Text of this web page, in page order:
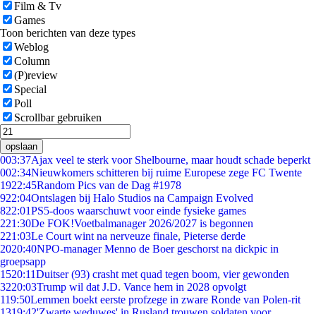
Film & Tv
Games
Toon berichten van deze types
Weblog
Column
(P)review
Special
Poll
Scrollbar gebruiken
opslaan
003:37Ajax veel te sterk voor Shelbourne, maar houdt schade beperkt
002:34Nieuwkomers schitteren bij ruime Europese zege FC Twente
1922:45Random Pics van de Dag #1978
922:04Ontslagen bij Halo Studios na Campaign Evolved
822:01PS5-doos waarschuwt voor einde fysieke games
221:30De FOK!Voetbalmanager 2026/2027 is begonnen
221:03Le Court wint na nerveuze finale, Pieterse derde
2020:40NPO-manager Menno de Boer geschorst na dickpic in
groepsapp
1520:11Duitser (93) crasht met quad tegen boom, vier gewonden
3220:03Trump wil dat J.D. Vance hem in 2028 opvolgt
119:50Lemmen boekt eerste profzege in zware Ronde van Polen-rit